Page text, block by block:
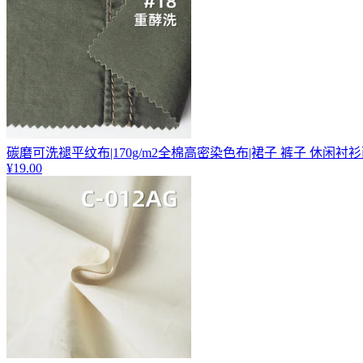
碳磨可洗褪平纹布|170g/m2全棉高密染色布|裙子 裤子 休闲衬
¥19.00